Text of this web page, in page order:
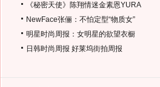
《秘密天使》陈翔情迷金素恩YURA
NewFace张俪：不怕定型“物质女”
明星时尚周报：女明星的欲望衣橱
日韩时尚周报 好莱坞街拍周报